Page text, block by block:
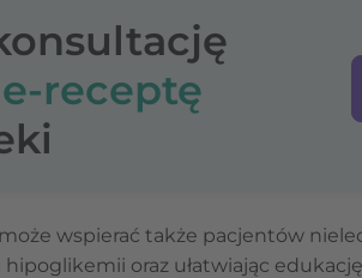
e-receptę
może wspierać także pacjentów
oraz ułatwiając